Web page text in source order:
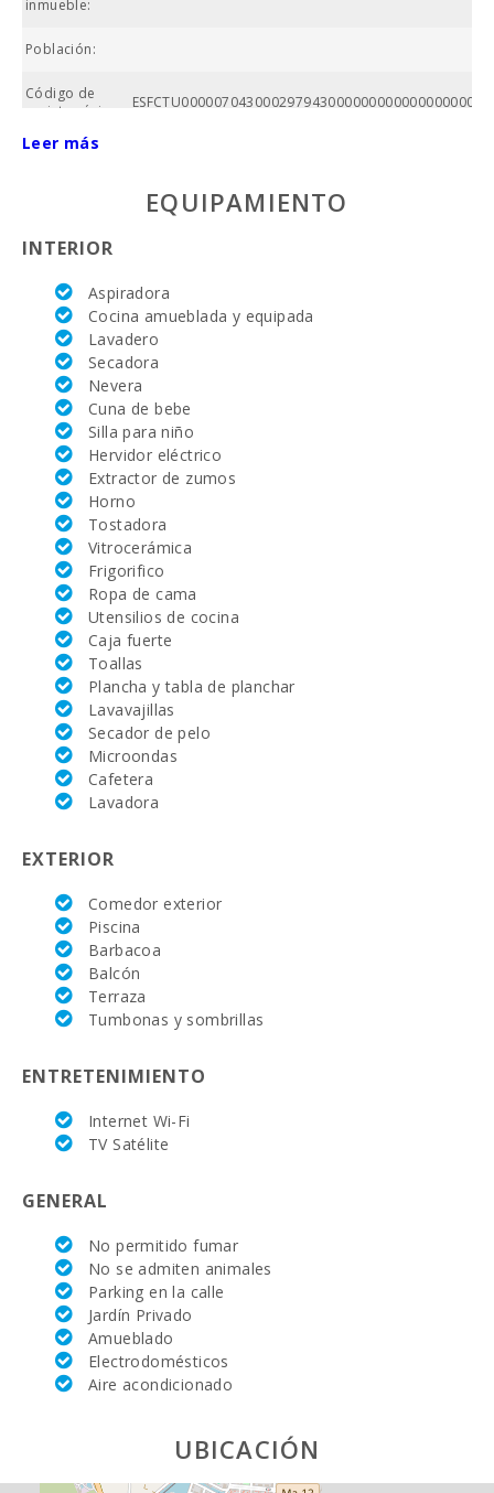
inmueble:
Población:
Código de
registro único:
Precio :
Nº baños:
Nº de
dormitorios:
Superficie
casa (m2):
Campo de
golf La
Reserva
Rotana (km):
Alcanada Golf
(km ):
Academia de
tenis Rafa
Nadal (km):
Hospital
Alcudia(km):
Hospital de
Manacor (km):
Hospital Son
(km):
Mercado
semanal en
Alcudia ( los
martes y los
domingos)
(km):
palma nova:
Supermercado
- Mercadona
(km):
Supermercado
- Eroski (km):
Supermercado
- Spar (km):
Supermercado
LIDL (km):
Deporte
Acuatico (km):
Leer más
EQUIPAMIENTO
INTERIOR
Aspiradora
Cocina amueblada y equipada
Lavadero
Secadora
Nevera
Cuna de bebe
Silla para niño
Hervidor eléctrico
Extractor de zumos
Horno
Tostadora
Vitrocerámica
Frigorifico
Ropa de cama
Utensilios de cocina
Caja fuerte
Toallas
Plancha y tabla de planchar
Lavavajillas
Secador de pelo
Microondas
Cafetera
Lavadora
EXTERIOR
Comedor exterior
Piscina
Barbacoa
Balcón
Terraza
Tumbonas y sombrillas
ENTRETENIMIENTO
Internet Wi-Fi
TV Satélite
GENERAL
No permitido fumar
No se admiten animales
Parking en la calle
Jardín Privado
Amueblado
Electrodomésticos
Aire acondicionado
UBICACIÓN